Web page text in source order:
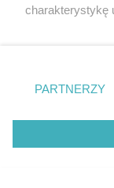
WAKACJE 2026
w
charakterystykę
zmienić/
znajdujący się
rodzaje
użytkownika,
przetwarzaniu.
PARTNERZY